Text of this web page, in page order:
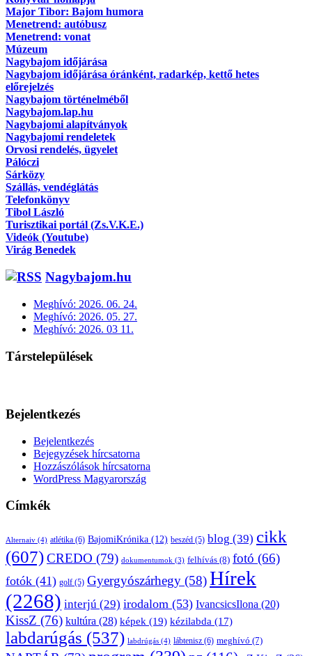
Major Tibor: Bajom humora
Menetrend: autóbusz
Menetrend: vonat
Múzeum
Nagybajom időjárása
Nagybajom időjárása óránként, radarkép, kettő hetes
előrejelzés
Nagybajom történelméből
Nagybajom.lap.hu
Nagybajomi alapítványok
Nagybajomi rendeletek
Orvosi rendelés, ügyelet
Pálóczi
Sárközy
Szállás, vendéglátás
Telefonkönyv
Tibol László
Turisztikai portál (Zs.V.K.E.)
Videók (Youtube)
Virág Benedek
Nagybajom.hu
Meghívó: 2026. 06. 24.
Meghívó: 2026. 05. 27.
Meghívó: 2026. 03 11.
Társtelepülések
Bejelentkezés
Bejelentkezés
Bejegyzések hírcsatorna
Hozzászólások hírcsatorna
WordPress Magyarország
Címkék
Alternaiv (4) atlétika (6) BajomiKrónika (12) beszéd (5) blog (39) cikk
(607)CREDO (79) dokumentumok (3) felhívás (8) fotó (66)
fotók (41) golf (5) Gyergyószárhegy (58)Hírek
(2268) interjú (29) irodalom (53) IvancsicsIlona (20)
KissZ (76) kultúra (28) képek (19) kézilabda (17)
labdarúgás (537) labdrúgás (4) lábtenisz (6) meghívó (7)